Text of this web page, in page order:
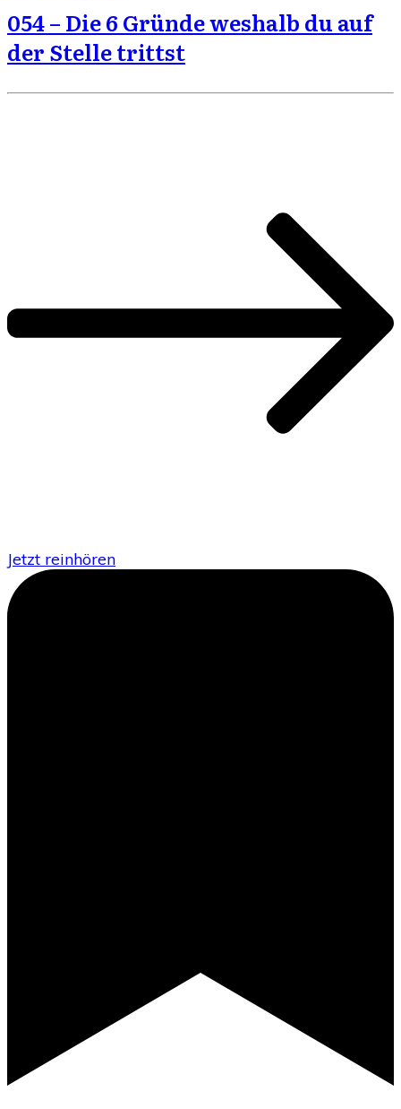
054 – Die 6 Gründe weshalb du auf
der Stelle trittst
Jetzt reinhören